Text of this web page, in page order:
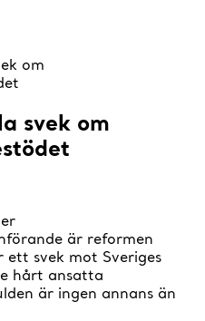
om
svek om
är reformen
svek mot Sveriges
hårt ansatta
är ingen annans än